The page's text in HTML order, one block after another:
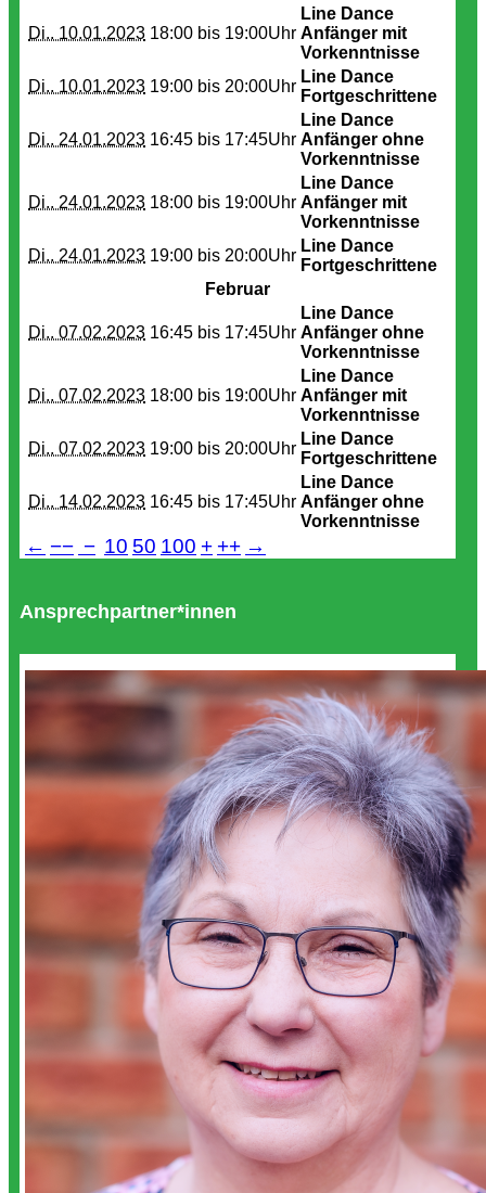
Di.. 10.01.2023 18:00 bis 19:00Uhr
Line Dance
Anfänger mit
Vorkenntnisse
Di.. 10.01.2023 19:00 bis 20:00Uhr
Line Dance
Fortgeschrittene
Di.. 24.01.2023 16:45 bis 17:45Uhr
Line Dance
Anfänger ohne
Vorkenntnisse
Di.. 24.01.2023 18:00 bis 19:00Uhr
Line Dance
Anfänger mit
Vorkenntnisse
Di.. 24.01.2023 19:00 bis 20:00Uhr
Line Dance
Fortgeschrittene
Februar
Di.. 07.02.2023 16:45 bis 17:45Uhr
Line Dance
Anfänger ohne
Vorkenntnisse
Di.. 07.02.2023 18:00 bis 19:00Uhr
Line Dance
Anfänger mit
Vorkenntnisse
Di.. 07.02.2023 19:00 bis 20:00Uhr
Line Dance
Fortgeschrittene
Di.. 14.02.2023 16:45 bis 17:45Uhr
Line Dance
Anfänger ohne
Vorkenntnisse
← −− − 10 50 100 + ++ →
Ansprechpartner*innen